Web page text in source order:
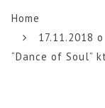
Home
17.11.2018
“Dance of Soul”